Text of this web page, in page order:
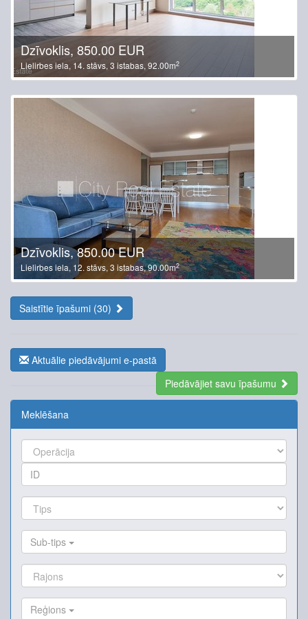
Dzīvoklis, 850.00 EUR
Lielirbes iela, 14. stāvs, 3 istabas, 92.00m2
Dzīvoklis, 850.00 EUR
Lielirbes iela, 12. stāvs, 3 istabas, 90.00m2
Saistītie īpašumi (30)
Aktuālie piedāvājumi e-pastā
Piedāvājiet savu īpašumu
Meklēšana
Sub-tips
Reģions